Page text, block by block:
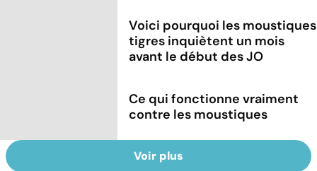
Voici pourquoi les moustiques
tigres inquiètent un mois
avant le début des JO
Ce qui fonctionne vraiment
contre les moustiques
Voir plus